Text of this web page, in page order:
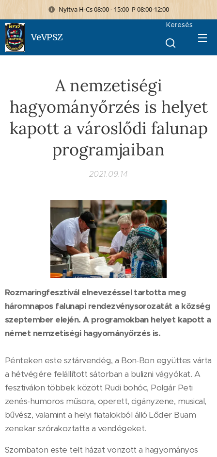
Nyitva H-Cs 08:00 - 15:00 P 08:00-12:00
VeVPSZ
Keresés
A nemzetiségi
hagyományőrzés is helyet
kapott a városlődi falunap
programjaiban
2021.09.14
Rozmaringfesztivál elnevezéssel tartotta meg
háromnapos falunapi rendezvénysorozatát a község
szeptember elején. A programokban helyet kapott a
német nemzetiségi hagyományőrzés is.
Pénteken este sztárvendég, a Bon-Bon együttes várta
a hétvégére felállított sátorban a bulizni vágyókat. A
fesztiválon többek között Rudi bohóc, Polgár Peti
zenés-humoros műsora, operett, cigányzene, musical,
bűvész, valamint a helyi fiatalokból álló Lőder Buam
zenekar szórakoztatta a vendégeket.
Szombaton este telt házat vonzott a hagyományos